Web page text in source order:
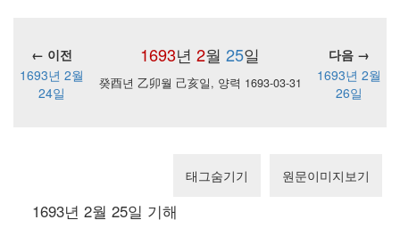
1693년 2월 25일
← 이전
다음 →
1693년 2월
24일
癸酉년 乙卯월 己亥일, 양력 1693-03-31
1693년 2월
26일
태그숨기기 원문이미지보기
1693년 2월 25일 기해